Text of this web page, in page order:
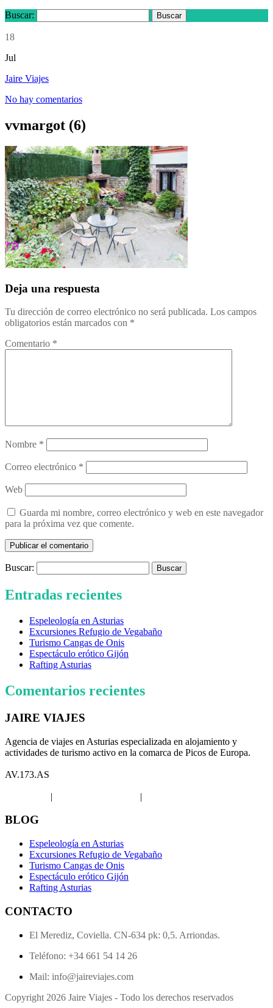
Buscar:
18
Jul
Jaire Viajes
No hay comentarios
vvmargot (6)
Deja una respuesta
Tu dirección de correo electrónico no será publicada. Los campos
obligatorios están marcados con *
Comentario *
Nombre *
Correo electrónico *
Web
Guarda mi nombre, correo electrónico y web en este navegador
para la próxima vez que comente.
Buscar:
Entradas recientes
Espeleología en Asturias
Excursiones Refugio de Vegabaño
Turismo Cangas de Onis
Espectáculo erótico Gijón
Rafting Asturias
Comentarios recientes
JAIRE VIAJES
Agencia de viajes en Asturias especializada en alojamiento y
actividades de turismo activo en la comarca de Picos de Europa.
AV.173.AS
| |
BLOG
Espeleología en Asturias
Excursiones Refugio de Vegabaño
Turismo Cangas de Onis
Espectáculo erótico Gijón
Rafting Asturias
CONTACTO
El Merediz, Coviella. CN-634 pk: 0,5. Arriondas.
Teléfono: +34 661 54 14 26
Mail: info@jaireviajes.com
Copyright 2026 Jaire Viajes - Todo los derechos reservados